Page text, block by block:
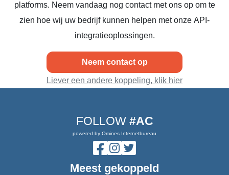
platforms. Neem vandaag nog contact met ons op om te
zien hoe wij uw bedrijf kunnen helpen met onze API-
integratieoplossingen.
Neem contact op
Liever een andere koppeling, klik hier
FOLLOW #AC
powered by Omines Internetbureau
Meest gekoppeld